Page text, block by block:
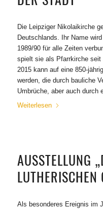
Die Leipziger Nikolaikirche
Deutschlands. Ihr Name
1989/90 für alle Zeiten
spielt sie als Pfarrkirche seit
2015 kann auf eine 850-
werden, die durch bauliche
Umbrüche, aber auch durch
Weiterlesen
AUSSTELLUNG
LUTHERISCHEN
Als besonderes Ereignis im